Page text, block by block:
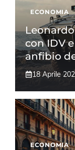
ECONOMIA
con IDV
anfibio
18 Aprile
ECONOMIA